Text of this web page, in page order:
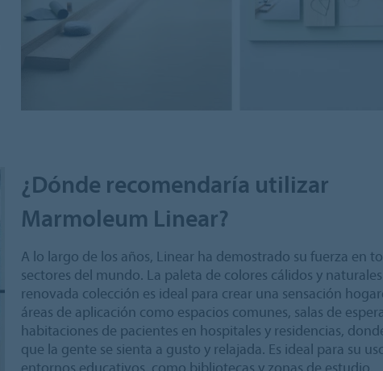
¿Dónde recomendaría utilizar
Marmoleum Linear?
A lo largo de los años, Linear ha demostrado su fuerza en
sectores del mundo. La paleta de colores cálidos y
renovada colección es ideal para crear una sensación
áreas de aplicación como espacios comunes, salas de
habitaciones de pacientes en hospitales y residencias,
que la gente se sienta a gusto y relajada. Es ideal para su